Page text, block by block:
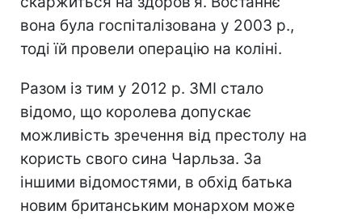
вона була госпіталізована у 2003 р.,
тоді їй провели операцію на коліні.
Разом із тим у 2012 р. ЗМІ стало
відомо, що королева допускає
можливість зречення від престолу на
користь свого сина Чарльза. За
іншими відомостями, в обхід батька
новим британським монархом може